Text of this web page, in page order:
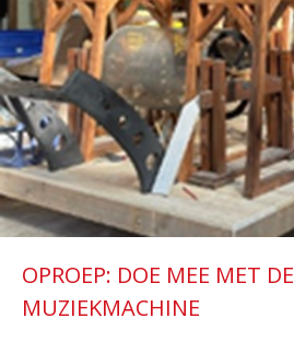
OPROEP: DOE MEE MET DE
MUZIEKMACHINE